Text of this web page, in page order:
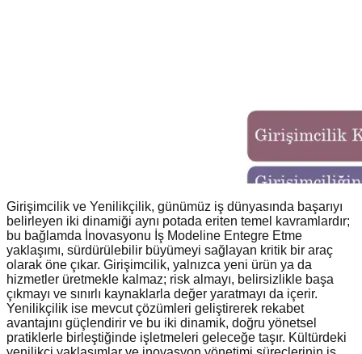
Girişimcilik ve Yenilikçilik, günümüz iş dünyasında başarıyı
belirleyen iki dinamiği aynı potada eriten temel kavramlardır;
bu bağlamda İnovasyonu İş Modeline Entegre Etme
yaklaşımı, sürdürülebilir büyümeyi sağlayan kritik bir araç
olarak öne çıkar. Girişimcilik, yalnızca yeni ürün ya da
hizmetler üretmekle kalmaz; risk almayı, belirsizlikle başa
çıkmayı ve sınırlı kaynaklarla değer yaratmayı da içerir.
Yenilikçilik ise mevcut çözümleri geliştirerek rekabet
avantajını güçlendirir ve bu iki dinamik, doğru yönetsel
pratiklerle birleştiğinde işletmeleri geleceğe taşır. Kültürdeki